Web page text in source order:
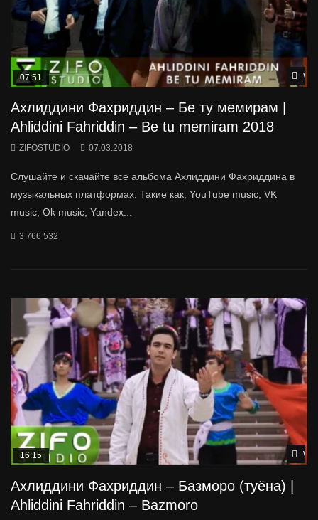
07:51
Ахлиддини Фахриддин – Бе ту мемирам |
Ahliddini Fahriddin – Be tu memiram 2018
ZIFOSTUDIO 07.03.2018
Слушайте и скачайте все альбома Ахлиддини Фахриддина в
музыкальных платформах. Такие как, YouTube music, VK
music, Ok music, Yandex...
3 766 532
16:15
Ахлиддини Фахриддин – Базморо (туёна) |
Ahliddini Fahriddin – Bazmoro